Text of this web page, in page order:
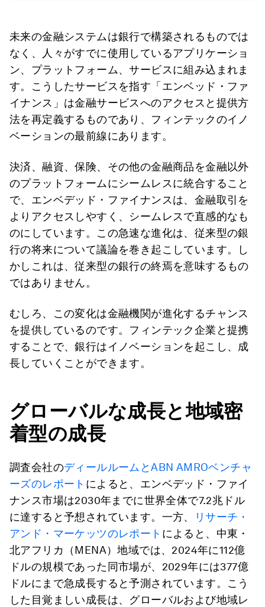
未来の金融システムは銀行で構築されるものでは
なく、人々がすでに使用しているアプリケーショ
ン、プラットフォーム、サービスに組み込まれま
す。こうしたサービスを指す「エンベッド・ファ
イナンス」は金融サービスへのアクセスと提供方
法を再定義するものであり、フィンテックのイノ
ベーションの最前線にあります。
決済、融資、保険、その他の金融商品を金融以外
のプラットフォームにシームレスに統合すること
で、エンベデッド・ファイナンスは、金融取引を
よりアクセスしやすく、シームレスで直感的なも
のにしています。この急速な進化は、従来型の銀
行の将来について議論を巻き起こしています。し
かしこれは、従来型の銀行の終焉を意味するもの
ではありません。
むしろ、この変化は金融機関が進化するチャンス
を提供しているのです。フィンテック企業と提携
することで、銀行はイノベーションを起こし、成
長していくことができます。
グローバルな成長と地域密
着型の成長
調査会社のディールルームとABN AMROベンチャ
ーズのレポート によると、エンベデッド・ファイ
ナンス市場は2030年までに世界全体で7.2兆ドル
に達すると予想されています。一方、
リサーチ・
アンド・マーケッツのレポート によると、中東・
北アフリカ（MENA）地域では、2024年に112億
ドルの規模であった同市場が、2029年には377億
ドルにまで急成長すると予測されています。こう
した目覚ましい成長は、グローバルおよび地域レ